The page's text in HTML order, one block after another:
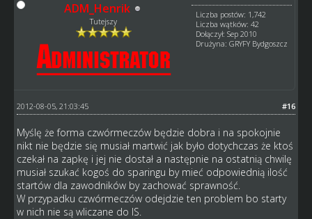
ADM_Henrik
Tutejszy
Liczba postów: 1,742
Liczba wątków: 42
Dołączył: Sep 2010
Drużyna: GRYFY Bydgoszcz
#16
2012-08-05, 21:03:45
Myślę że forma czwórmeczów będzie dobra i na spokojnie
nikt nie będzie się musiał martwić jak było dotychczas że ktoś
czekał na zapkę i jej nie dostał a następnie na ostatnią chwilę
musiał szukać kogoś do sparingu by mieć odpowiednią ilość
startów dla zawodników by zachować sprawność.
W przypadku czwórmeczów odejdzie ten problem bo starty
w nich nie są wliczane do IS.